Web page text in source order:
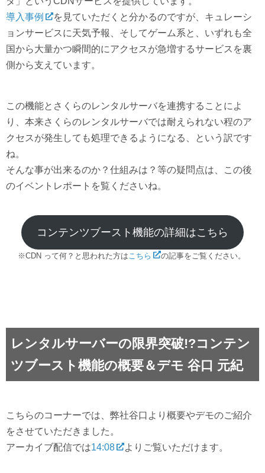
導入事例
を見ていただくと分かるのですが、キュレーシ
ョンサービスに天気予報、そしてゲーム系と、いずれも全
国から大量かつ瞬間的にアクセスが急増するサービスを裏
側から支えています。
この機能とさくらのレンタルサーバを連携することによ
り、本来さくらのレンタルサーバでは耐えられない程のア
クセスが発生しても処理できるようになる、という訳です
ね。
そんな事が出来るのか？仕組みは？等の疑問点は、この後
のイベントレポートを覧くださいね。
コンテンツブースト機能の詳細はこちら
※CDN って何？と思われた方は こちら の記事をご覧ください。
レンタルサーバーの限界突破!?コンテン
ツブースト機能の概要＆デモ 谷口 元紀
こちらのコーナーでは、弊社谷口より概要やデモのご紹介
をさせていただきました。
アーカイブ配信では14:08 よりご覧いただけます。